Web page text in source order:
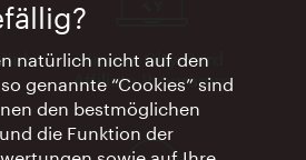
Vienna City Card
Affiliate Programm
natürlich nicht auf den
genannte “Cookies” sind
den bestmöglichen
die Funktion der